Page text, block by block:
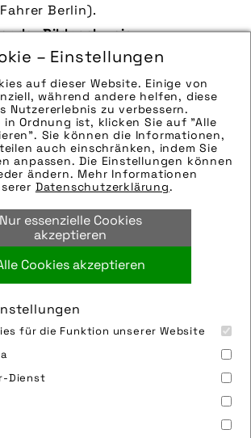
– Einstellungen
auf dieser Website. Einige von
während andere helfen, diese
Nutzererlebnis zu verbessern.
in Ordnung ist, klicken Sie auf "Alle
Sie können die Informationen,
auch einschränken, indem Sie
anpassen. Die Einstellungen können
ändern. Mehr Informationen
Datenschutzerklärung.
Nur essenzielle Cookies
akzeptieren
Cookies akzeptieren
für die Funktion unserer Website
Dienst
Berlin).
Bildnachweis:
[´www.fahrer-berlin.de | pd-f
weiteren Recherche:
Charging Bag
Berlin
,akku-tasche,recycling,